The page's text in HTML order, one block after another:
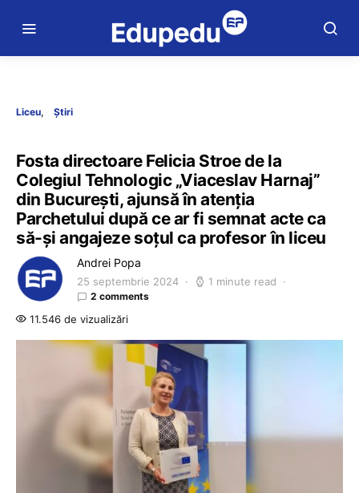
Liceu Știri
Fosta directoare Felicia Stroe de la
Colegiul Tehnologic „Viaceslav Harnaj”
din București, ajunsă în atenția
Parchetului după ce ar fi semnat acte ca
să-și angajeze soțul ca profesor în liceu
Andrei Popa
25 septembrie 2024 1 minute read
2 comments
11.546 de vizualizări